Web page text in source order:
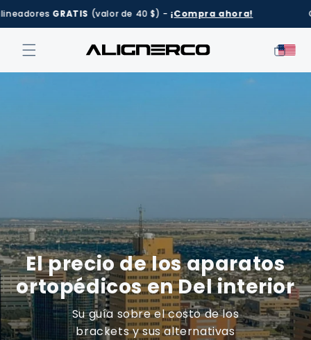
directamente
al contenido
GRATIS(valor de 40 $) -¡Compra ahora! Oferta del
Carrito
El precio de los aparatos
ortopédicos enDel interior
Su guía sobre el costo de los
brackets y sus alternativas